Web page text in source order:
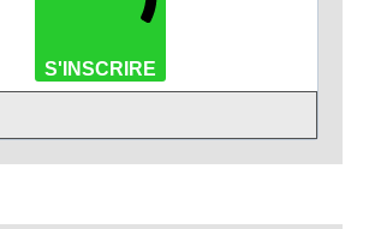
S'INSCRIRE